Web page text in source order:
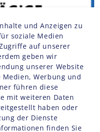
und Anzeigen zu
soziale Medien
auf unserer
geben wir
unserer Website
Werbung und
führen diese
mit weiteren Daten
haben oder
der Dienste
finden Sie